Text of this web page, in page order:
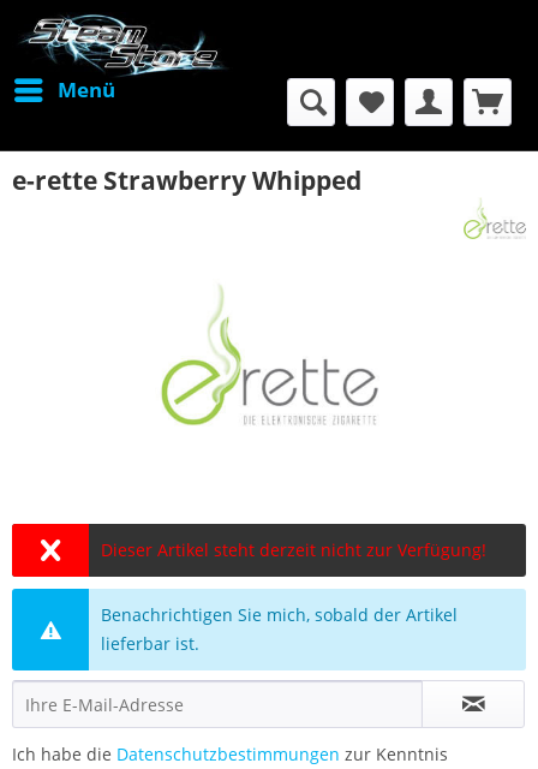
Menü
e-rette Strawberry Whipped
Dieser Artikel steht derzeit nicht zur Verfügung!
Benachrichtigen Sie mich, sobald der Artikel
lieferbar ist.
Ich habe die Datenschutzbestimmungen zur Kenntnis